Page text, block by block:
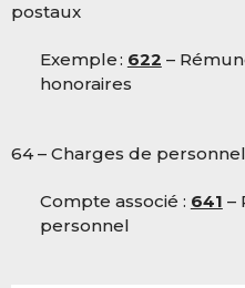
postaux
Exemple : 622 –
honoraires
64 – Charges de
Compte associé : 641 –
personnel